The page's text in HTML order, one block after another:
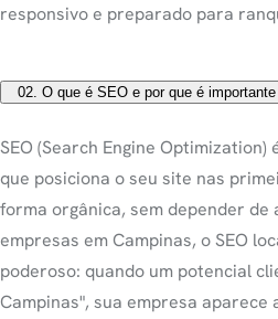
responsivo e preparado para
02. O que é SEO e por que é
SEO (Search Engine
que posiciona o seu site nas
forma orgânica, sem depender de
empresas em Campinas, o SEO
poderoso: quando um potencial
Campinas", sua empresa aparece